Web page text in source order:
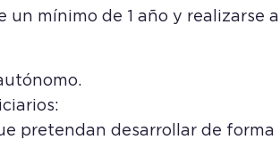
un mínimo de 1 año y realizarse
pretendan desarrollar de